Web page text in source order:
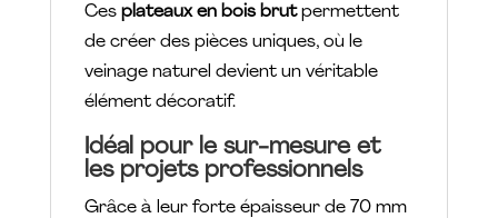
Ces plateaux en bois brutpermettent
de créer des pièces uniques, où le
veinage naturel devient un véritable
élément décoratif.
Idéal pour le sur-mesure et
les projets professionnels
Grâce à leur forte épaisseur de 70 mm